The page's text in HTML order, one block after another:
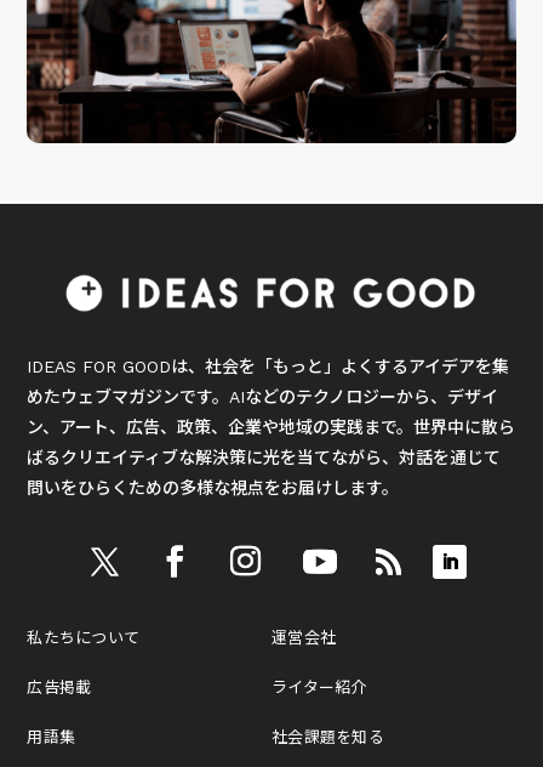
IDEAS FOR GOODは、社会を「もっと」よくするアイデアを集
めたウェブマガジンです。AIなどのテクノロジーから、デザイ
ン、アート、広告、政策、企業や地域の実践まで。世界中に散ら
ばるクリエイティブな解決策に光を当てながら、対話を通じて
問いをひらくための多様な視点をお届けします。
私たちについて
広告掲載
用語集
運営会社
ライター紹介
社会課題を知る